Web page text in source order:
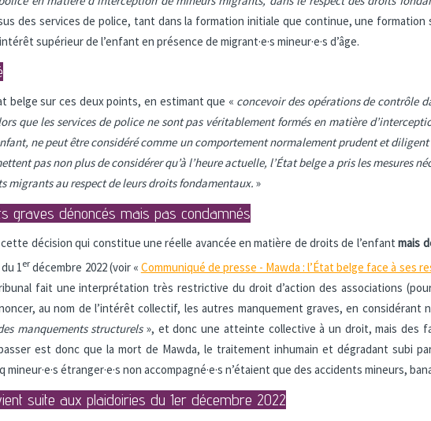
des services de police, tant dans la formation initiale que continue, une formation
supérieur de l’enfant en présence de migrant·e·s mineur·e·s d’âge.
belge sur ces deux points, en estimant que « concevoir des opérations de contrôle
que les services de police ne sont pas véritablement formés en matière
ne peut être considéré comme un comportement normalement prudent et
pas non plus de considérer qu’à l’heure actuelle, l’État belge a pris les mesures
migrants au respect de leurs droits fondamentaux. »
graves dénoncés mais pas condamnés
décision qui constitue une réelle avancée en matière de droits de l’enfantmais
1erdécembre 2022 (voir « Communiqué de presse - Mawda : l’État belge face à ses
fait une interprétation très restrictive du droit d’action des associations
au nom de l’intérêt collectif, les autres manquement graves, en considérant
manquements structurels», et donc une atteinte collective à un droit, mais des
est donc que la mort de Mawda, le traitement inhumain et dégradant subi
mineur·e·s étranger·e·s non accompagné·e·s n’étaient que des accidents mineurs,
suite aux plaidoiries du 1er décembre 2022